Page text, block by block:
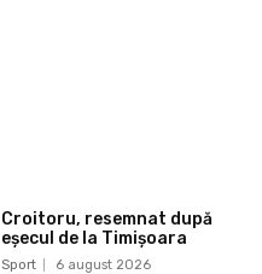
Croitoru, resemnat după
eșecul de la Timișoara
Sport 6 august 2026